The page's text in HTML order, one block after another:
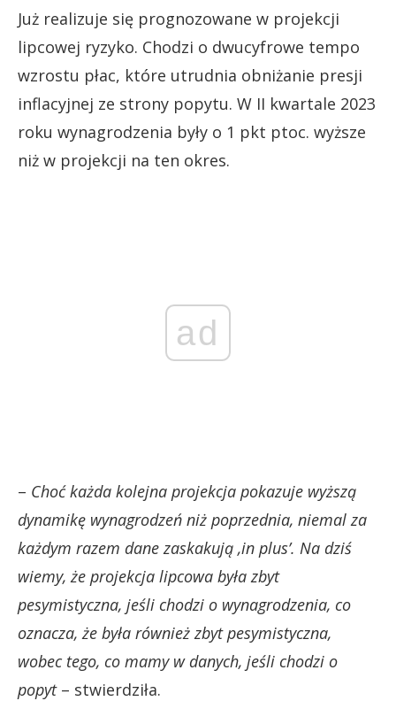
Już realizuje się prognozowane w projekcji
lipcowej ryzyko. Chodzi o dwucyfrowe tempo
wzrostu płac, które utrudnia obniżanie presji
inflacyjnej ze strony popytu. W II kwartale 2023
roku wynagrodzenia były o 1 pkt ptoc. wyższe
niż w projekcji na ten okres.
ad
– Choć każda kolejna projekcja pokazuje wyższą
dynamikę wynagrodzeń niż poprzednia, niemal za
każdym razem dane zaskakują ‚in plus’. Na dziś
wiemy, że projekcja lipcowa była zbyt
pesymistyczna, jeśli chodzi o wynagrodzenia, co
oznacza, że była również zbyt pesymistyczna,
wobec tego, co mamy w danych, jeśli chodzi o
popyt– stwierdziła.